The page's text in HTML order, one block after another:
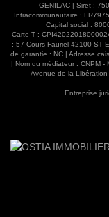
environnement
propriété
environnement
belles pierres et
d'espace, de charme et de
inclus Contactez Vincent TRABONA 06 82 71 10 11,
agent
GENILAC | Siret :
Intracommunautaire :
Capital social :
Carte T :
: 57 Cours Fauriel 42100 ST
de garantie : NC | Adresse
| Nom du médiateur : CNPM
Avenue de la Libération
Entreprise